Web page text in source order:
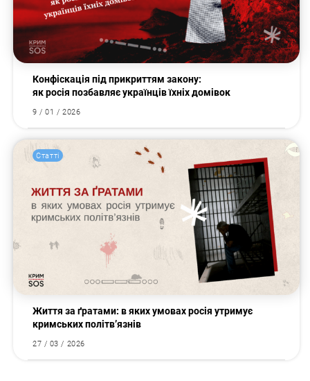
Конфіскація під прикриттям закону:
як росія позбавляє українців їхніх домівок
9 / 01 / 2026
Статті
Життя за ґратами: в яких умовах росія утримує
кримських політв’язнів
27 / 03 / 2026